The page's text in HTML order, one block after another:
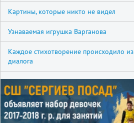
Картины, которые никто не видел
Узнаваемая игрушка Варганова
Каждое стихотворение происходило из
диалога